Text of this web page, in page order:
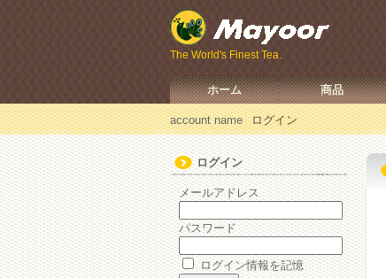
The World's Finest Tea.
ホーム 商品
account name ログイン
ログイン
メールアドレス
パスワード
ログイン情報を記憶